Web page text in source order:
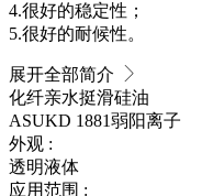
4.很好的稳定性；
5.很好的耐候性。
展开全部简介
化纤亲水挺滑硅油
ASUKD 1881弱阳离子
外观 :
透明液体
应用范围 :